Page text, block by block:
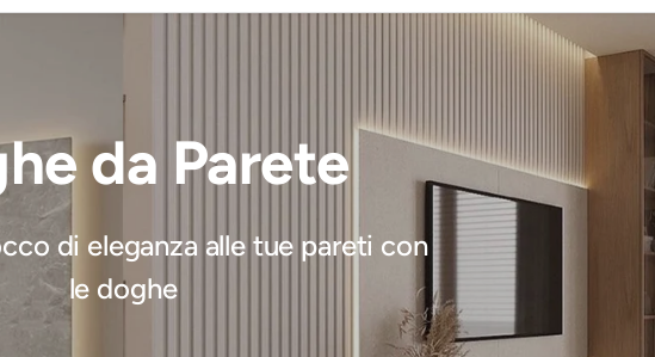
da Parete
di eleganza alle tue pareti con
le doghe